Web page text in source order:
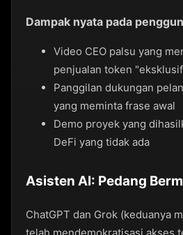
Dampak nyata pada
Video CEO palsu yang
penjualan token
Panggilan dukungan
yang meminta frase awal
Demo proyek yang
DeFi yang tidak ada
Asisten AI: Pedang
ChatGPT dan Grok (keduanya
telah mendemokratisasi akses